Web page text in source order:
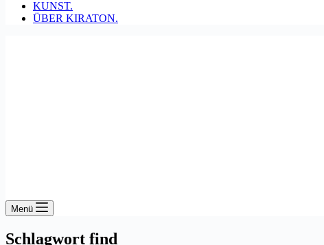
KUNST.
ÜBER KIRATON.
Menü
Schlagwort find